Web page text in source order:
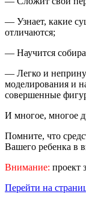
— Узнает, какие
отличаются;
— Научится
— Легко и
моделирования и
совершенные
И многое, многое
Помните, что
Вашего ребенка в
Внимание: проект
Перейти на